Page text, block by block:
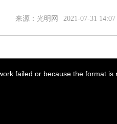
来源： 光明网 2021-07-31 14:07
failed or because the format is